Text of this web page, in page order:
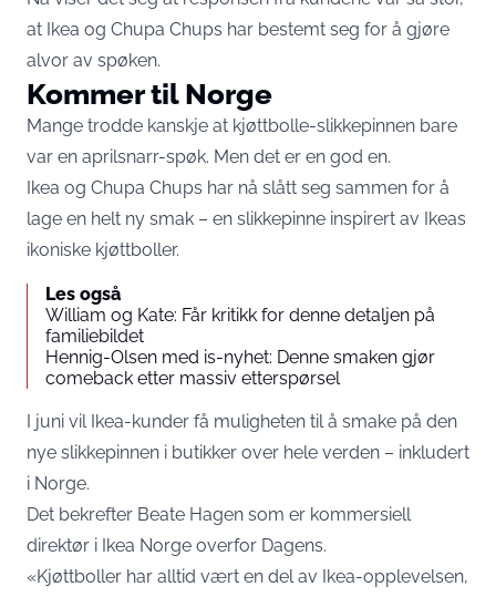
at Ikea og Chupa Chups har bestemt seg for å gjøre
alvor av spøken.
Kommer til Norge
Mange trodde kanskje at kjøttbolle-slikkepinnen bare
var en aprilsnarr-spøk. Men det er en god en.
Ikea og Chupa Chups har nå slått seg sammen for å
lage en helt ny smak – en slikkepinne inspirert av Ikeas
ikoniske kjøttboller.
Les også
William og Kate: Får kritikk for denne detaljen på
familiebildet
Hennig-Olsen med is-nyhet: Denne smaken gjør
comeback etter massiv etterspørsel
I juni vil Ikea-kunder få muligheten til å smake på den
nye slikkepinnen i butikker over hele verden – inkludert
i Norge.
Det bekrefter Beate Hagen som er kommersiell
direktør i Ikea Norge overfor Dagens.
«Kjøttboller har alltid vært en del av Ikea-opplevelsen,